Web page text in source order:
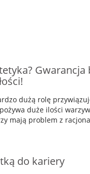
Gwarancja
dużą rolę
duże ilości
mają problem z
do kariery